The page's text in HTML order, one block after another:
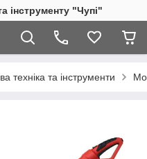
інструменту "Чупі"
техніка та інструменти